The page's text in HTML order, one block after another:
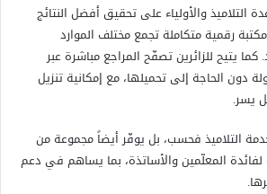
والأولياء على تحقيق أفضل النتائج
رقمية متكاملة تجمع مختلف الموارد
يتيح للزائرين تصفّح المراجع مباشرة عبر
دون الحاجة إلى تحميلها، مع إمكانية تنزيل
يسر.
التلاميذ فحسب، بل يوفّر أيضاً مجموعة من
لفائدة المعلّمين والأساتذة، بما يساهم في دعم